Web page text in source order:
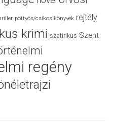
pöttyös/csíkos könyvek rejtély
krimi szatirikus Szent
regény